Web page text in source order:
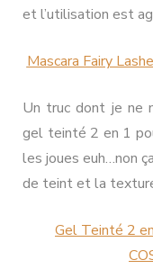
et l’utilisation est
Mascara Fairy
Un truc dont je ne
gel teinté 2 en 1
les joues euh…non
de teint et la
Gel Teinté 2